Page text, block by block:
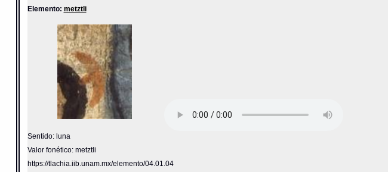
Elemento: metztli
Sentido: luna
Valor fonético: metztli
https://tlachia.iib.unam.mx/elemento/04.01.04